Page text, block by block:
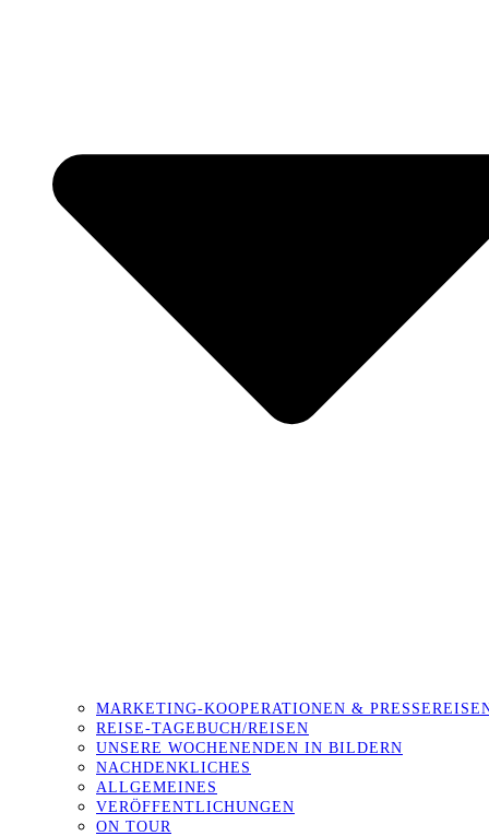
MARKETING-KOOPERATIONEN &
REISE-TAGEBUCH/REISEN
UNSERE WOCHENENDEN IN BILDERN
NACHDENKLICHES
ALLGEMEINES
VERÖFFENTLICHUNGEN
ON TOUR